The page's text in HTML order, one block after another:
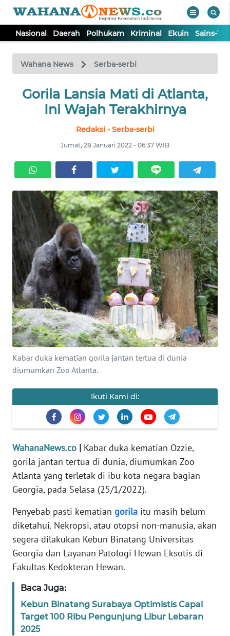
Nasional Daerah Polhukam Kriminal Ekuin Sains-
Wahana News Serba-serbi
Gorila Lansia Mati di Atlanta,
Ini Wajah Terakhirnya
Redaksi - Serba-serbi
Jumat, 28 Januari 2022 - 06:37 WIB
Kabar duka kematian gorila jantan tertua di dunia
diumumkan Zoo Atlanta.
Ikuti Kami di:
WahanaNews.co | Kabar duka kematian Ozzie,
gorila jantan tertua di dunia, diumumkan Zoo
Atlanta yang terletak di ibu kota negara bagian
Georgia, pada Selasa (25/1/2022).
Penyebab pasti kematian gorila itu masih belum
diketahui. Nekropsi, atau otopsi non-manusia, akan
segera dilakukan Kebun Binatang Universitas
Georgia dan Layanan Patologi Hewan Eksotis di
Fakultas Kedokteran Hewan.
Baca Juga:
Kebun Binatang Surabaya Optimistis Capai
Target 100 Ribu Pengunjung Libur Lebaran
2025
TV
Tutup
NASIONAL
KRIMINAL
EKUIN
SAINS-TEKNO
KESEHATAN
INTERNASIONAL
SERBA-SERBI
PENDIDIKAN
OPINI
Informasi
INDEKS
BERITA
KONTAK
INFO
IKLAN
TENTANG
KAMI